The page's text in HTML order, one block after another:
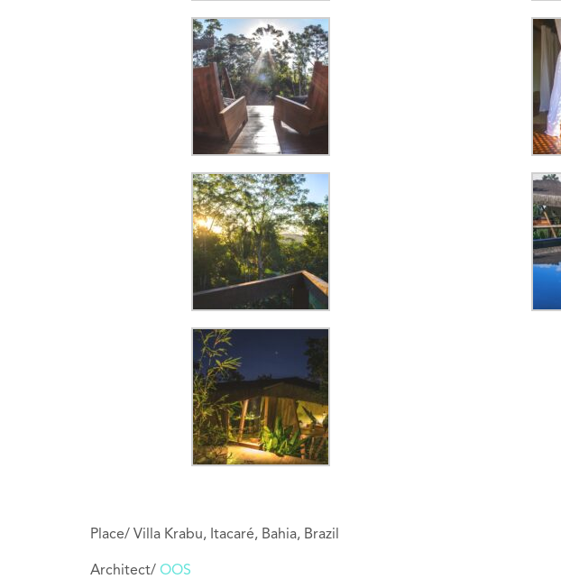
Place/ Villa Krabu, Itacaré, Bahia, Brazil
Architect/ OOS